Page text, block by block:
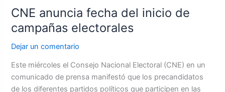
CNE anuncia fecha del inicio de
campañas electorales
Dejar un comentario
Este miércoles el Consejo Nacional Electoral (CNE) en un
comunicado de prensa manifestó que los precandidatos
de los diferentes partidos políticos que participen en las